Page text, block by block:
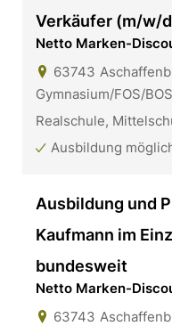
Verkäufer (m/w/
Netto Marken-
63743
Gymnasium/FOS/
Realschule,
Ausbildung
Ausbildung und
Kaufmann im
bundesweit
Netto Marken-
63743